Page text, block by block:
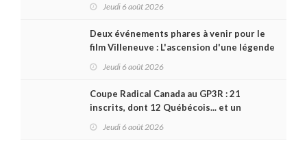
Jeudi 6 août 2026
Deux événements phares à venir pour le
film Villeneuve : L'ascension d'une légende
Jeudi 6 août 2026
Coupe Radical Canada au GP3R : 21
inscrits, dont 12 Québécois... et un
Jeudi 6 août 2026